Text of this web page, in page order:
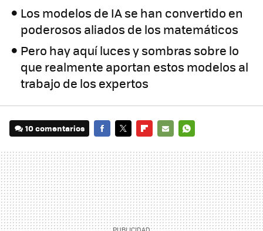
Los modelos de IA se han convertido en
poderosos aliados de los matemáticos
Pero hay aquí luces y sombras sobre lo
que realmente aportan estos modelos al
trabajo de los expertos
10 comentarios
MAIL